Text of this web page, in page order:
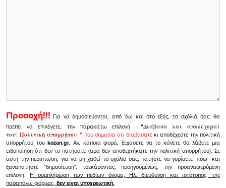
Προσοχή!!! Για να δημοσιεύονται, από 'δω και στο εξής, τα σχόλιά σας, θα
πρέπει να επιλέγετε, την παρακάτω επιλογή
"Διάβασα και αποδέχομαι
τουςΠολιτική απορρήτου" που σημαίνει ότι διαβάσατεκι αποδέχεστε την πολιτική
απορρήτου τουkozan.gr. Αν, κάποια φορά, ξεχάσετε να το κάνετε θα λάβετε μια
ειδοποίηση ότι δεν το πατήσατε (αρα δεν αποδεχτήκατε την πολιτική απορρήτου). Σε
αυτή την περίπτωση, για να μη χαθεί το σχόλιο σας, πατήστε να γυρίσετε πίσω και
ξαναπατήστε "δημοσίευση", τσεκάροντας, προηγουμένως, την προαναφερόμενη
επιλογή.Η συμπλήρωση των πεδίων όνομα, Ηλ. διεύθυνση και ιστότοπος, της
παραπάνω φόρμας, δεν είναι υποχρεωτική.